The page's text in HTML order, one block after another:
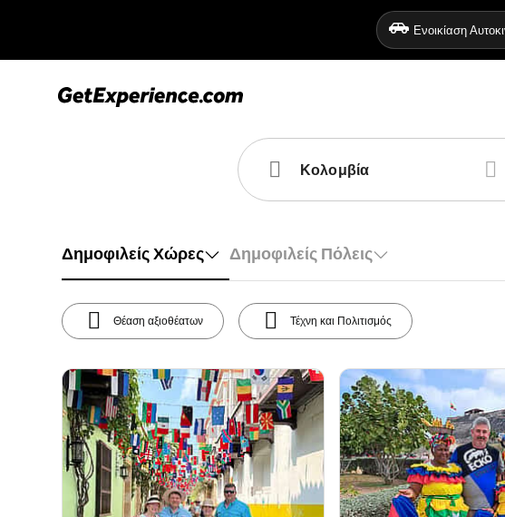
Ενοικίαση
Δημοφιλείς Χώρες Δημοφιλείς Πόλεις
Θέαση αξιοθέατων Τέχνη και Πολιτισμός